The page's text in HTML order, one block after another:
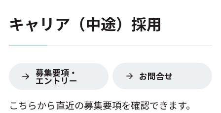
キャリア（中途）採用
募集要項・
エントリー お問合せ
こちらから直近の募集要項を確認できます。